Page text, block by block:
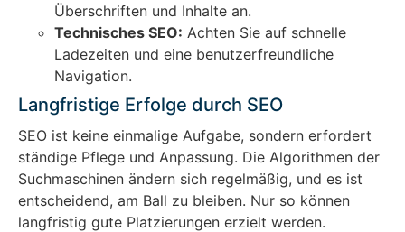
Überschriften und Inhalte an.
Technisches SEO: Achten Sie auf schnelle
Ladezeiten und eine benutzerfreundliche
Navigation.
Langfristige Erfolge durch SEO
SEO ist keine einmalige Aufgabe, sondern erfordert
ständige Pflege und Anpassung. Die Algorithmen der
Suchmaschinen ändern sich regelmäßig, und es ist
entscheidend, am Ball zu bleiben. Nur so können
langfristig gute Platzierungen erzielt werden.